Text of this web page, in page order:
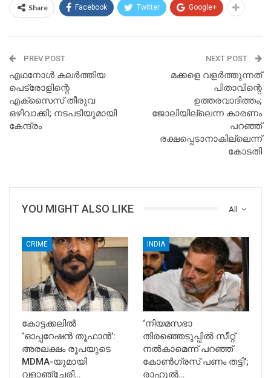
Share Facebook Twitter Google+
PREV POST
എഥനോള്‍ കലര്‍ത്തിയ
പെട്രോളിന്റെ
എക്‌സൈസ് തീരുവ
ഒഴിവാക്കി; നടപടിയുമായി
കേന്ദ്രം
NEXT POST
മക്കളെ വളര്‍ത്തുന്നത്
പിതാവിന്റെ
ഉത്തരവാദിത്തം;
ജോലിയില്ലെന്ന കാരണം
പറഞ്ഞ്
രക്ഷപ്പെടാനാകില്ലെന്ന്
കോടതി
All
YOU MIGHT ALSO LIKE
CRIME
കോട്ടക്കലിൽ
‘ഓപ്പറേഷൻ തൂഫാൻ’:
അരലക്ഷം രൂപയുടെ
MDMA-യുമായി
വളാഞ്ചേരി…
INDIA
‘നിയമസഭാ
തിരഞ്ഞെടുപ്പിൽ സീറ്റ്
നൽകാമെന്ന് പറഞ്ഞ്
കോൺഗ്രസ് പണം തട്ടി’;
രാഹുൽ…